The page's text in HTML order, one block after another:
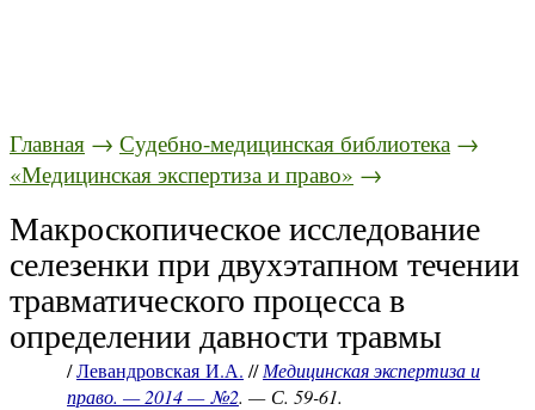
Главная → Судебно-медицинская библиотека →
«Медицинская экспертиза и право» →
Макроскопическое исследование
селезенки при двухэтапном течении
травматического процесса в
определении давности травмы
/Левандровская И.А. //Медицинская экспертиза и
право. — 2014 — №2. — С. 59-61.